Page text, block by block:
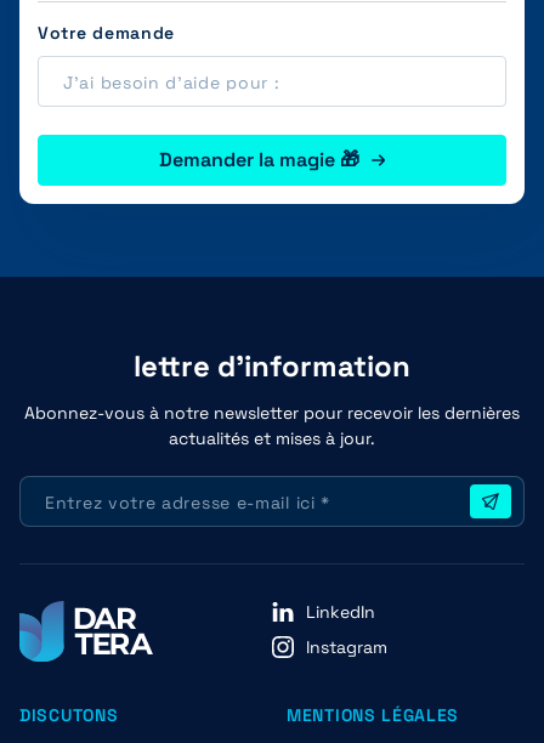
Votre demande
Demander la magie 🎁
lettre d'information
Abonnez-vous à notre newsletter pour recevoir les dernières
actualités et mises à jour.
LinkedIn
Instagram
DISCUTONS MENTIONS LÉGALES